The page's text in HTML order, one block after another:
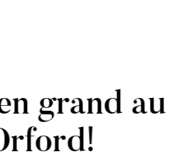
grand au